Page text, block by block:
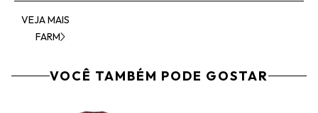
VEJA MAIS
FARM
VOCÊ TAMBÉM PODE GOSTAR